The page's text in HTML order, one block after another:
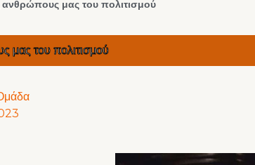
ανθρώπους μας του πολιτισμού
μας του πολιτισμού